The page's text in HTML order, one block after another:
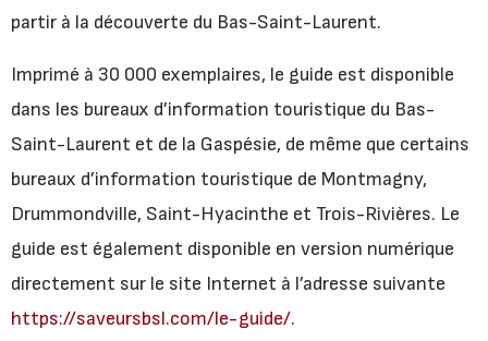
partir à la découverte du Bas-Saint-Laurent.
Imprimé à 30 000 exemplaires, le guide est disponible
dans les bureaux d’information touristique du Bas-
Saint-Laurent et de la Gaspésie, de même que certains
bureaux d’information touristique de Montmagny,
Drummondville, Saint-Hyacinthe et Trois-Rivières. Le
guide est également disponible en version numérique
directement sur le site Internet à l’adresse suivante
https://saveursbsl.com/le-guide/.